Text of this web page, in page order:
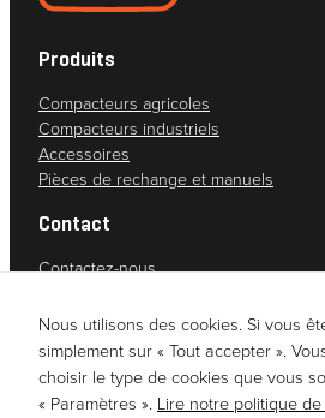
Produits
Compacteurs agricoles
Compacteurs industriels
Accessoires
Pièces de rechange et manuels
Contact
Contactez-nous
Politique de confidentialité
Due diligence assessment
Nous utilisons des cookies. Si vous
simplement sur « Tout accepter ».
choisir le type de cookies que vous
« Paramètres ». Lire notre politique